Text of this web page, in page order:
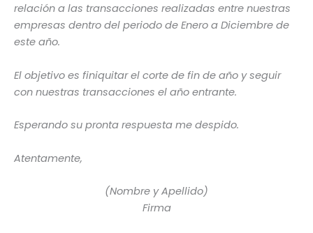
relación a las transacciones realizadas entre nuestras
empresas dentro del periodo de Enero a Diciembre de
este año.
El objetivo es finiquitar el corte de fin de año y seguir
con nuestras transacciones el año entrante.
Esperando su pronta respuesta me despido.
Atentamente,
(Nombre y Apellido)
Firma